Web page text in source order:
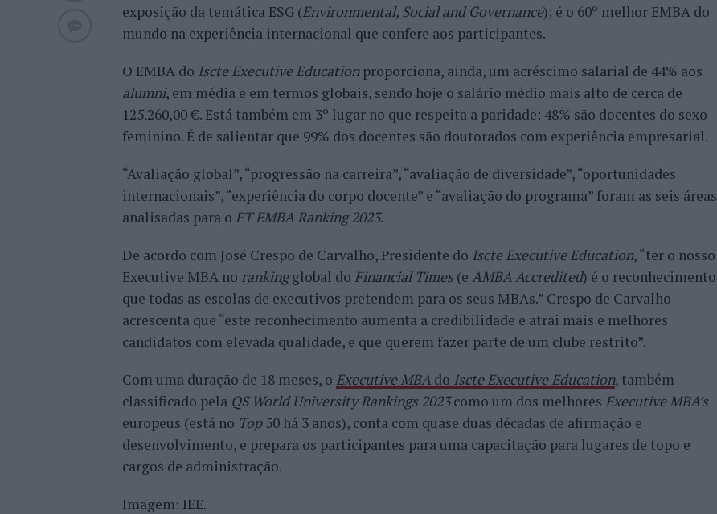
exposição da temática ESG (Environmental, Social and Governance); é o 60º melhor EMBA do
mundo na experiência internacional que confere aos participantes.
O EMBA do Iscte Executive Educationproporciona, ainda, um acréscimo salarial de 44% aos
alumni, em média e em termos globais, sendo hoje o salário médio mais alto de cerca de
125.260,00 €. Está também em 3º lugar no que respeita a paridade: 48% são docentes do sexo
feminino. É de salientar que 99% dos docentes são doutorados com experiência empresarial.
“Avaliação global”, “progressão na carreira”, “avaliação de diversidade”, “oportunidades
internacionais”, “experiência do corpo docente” e “avaliação do programa” foram as seis áreas
analisadas para o FT EMBA Ranking 2023.
De acordo com José Crespo de Carvalho, Presidente do Iscte Executive Education, “ter o nosso
Executive MBA no rankingglobal do Financial Times (e AMBA Accredited) é o reconhecimento
que todas as escolas de executivos pretendem para os seus MBAs.” Crespo de Carvalho
acrescenta que “este reconhecimento aumenta a credibilidade e atrai mais e melhores
candidatos com elevada qualidade, e que querem fazer parte de um clube restrito”.
Com uma duração de 18 meses, o Executive MBA do Iscte Executive Education, também
classificado pela QS World University Rankings 2023como um dos melhores Executive MBA’s
europeus (está no Top50 há 3 anos), conta com quase duas décadas de afirmação e
desenvolvimento, e prepara os participantes para uma capacitação para lugares de topo e
cargos de administração.
Imagem: IEE.